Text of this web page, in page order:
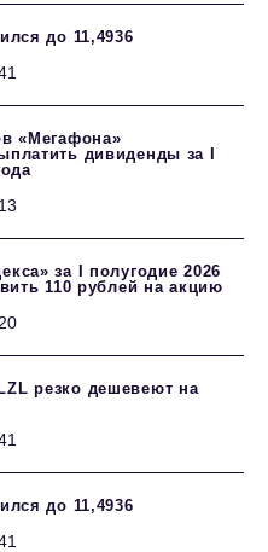
до 11,4936
«Мегафона»
дивиденды за I
за I полугодие 2026
110 рублей на акцию
резко дешевеют на
до 11,4936